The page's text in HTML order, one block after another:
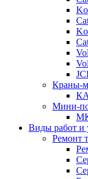
Краны-
Мини-
Виды работ и
Ремонт